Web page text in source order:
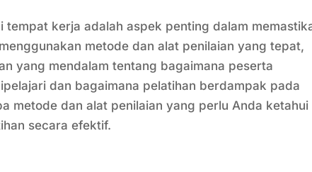
kerja adalah aspek penting dalam
metode dan alat penilaian yang tepat,
yang mendalam tentang bagaimana peserta
dan bagaimana pelatihan berdampak pada
metode dan alat penilaian yang perlu Anda ketahui
secara efektif.